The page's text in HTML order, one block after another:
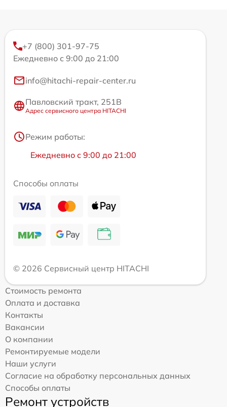
+7 (800) 301-97-75
Ежедневно с 9:00 до 21:00
info@hitachi-repair-center.ru
Павловский тракт, 251В
Адрес сервисного центра HITACHI
Режим работы:
Ежедневно с 9:00 до 21:00
Способы оплаты
© 2026 Сервисный центр HITACHI
Стоимость ремонта
Оплата и доставка
Контакты
Вакансии
О компании
Ремонтируемые модели
Наши услуги
Согласие на обработку персональных данных
Способы оплаты
Ремонт устройств